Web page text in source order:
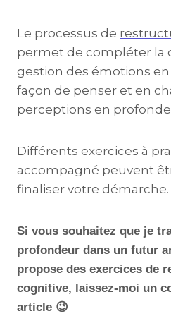
Le processus de
permet de compléter la
gestion des émotions
façon de penser et en
perceptions en
Différents exercices à
accompagné peuvent
finaliser votre démarche.
Si vous souhaitez que je
profondeur dans un futur
propose des exercices de
cognitive, laissez-moi un
article 😉